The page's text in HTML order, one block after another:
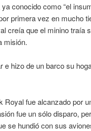
conocido como “el
primera vez en mucho
creía que el minino traía
misión.
hizo de un barco su
fue alcanzado por
fue un sólo disparo,
se hundió con sus